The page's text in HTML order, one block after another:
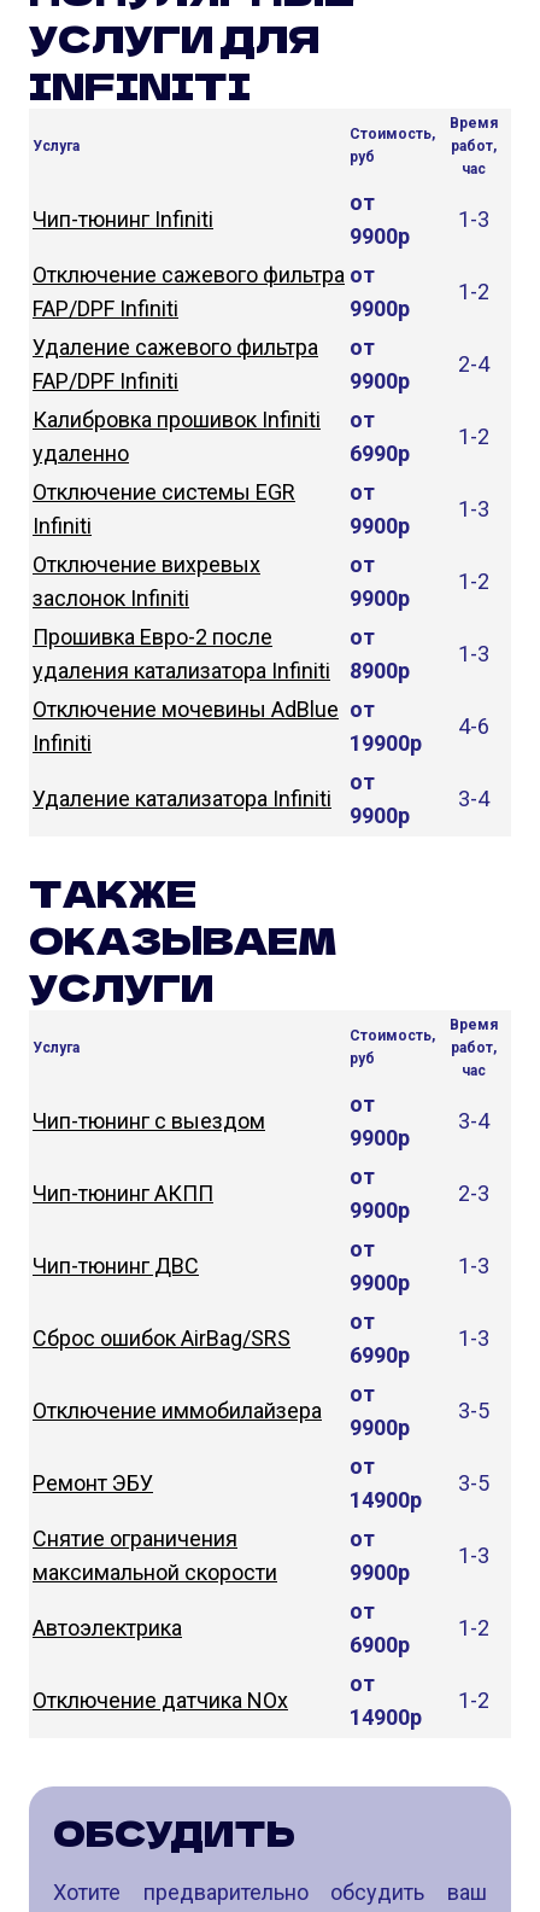
УСЛУГИ ДЛЯ
INFINITI
Услуга
Стоимость,
руб
Время
работ,
час
Чип-тюнинг Infiniti
от
9900р
1-3
Отключение сажевого фильтра
FAP/DPF Infiniti
от
9900р
1-2
Удаление сажевого фильтра
FAP/DPF Infiniti
от
9900р
2-4
Калибровка прошивок Infiniti
удаленно
от
6990р
1-2
Отключение системы EGR
Infiniti
от
9900р
1-3
Отключение вихревых
заслонок Infiniti
от
9900р
1-2
Прошивка Евро-2 после
удаления катализатора Infiniti
от
8900р
1-3
Отключение мочевины AdBlue
Infiniti
от
19900р
4-6
Удаление катализатора Infiniti
от
9900р
3-4
ТАКЖЕ
ОКАЗЫВАЕМ
УСЛУГИ
Услуга
Стоимость,
руб
Время
работ,
час
Чип-тюнинг с выездом
от
9900р
3-4
Чип-тюнинг АКПП
от
9900р
2-3
Чип-тюнинг ДВС
от
9900р
1-3
Сброс ошибок AirBag/SRS
от
6990р
1-3
Отключение иммобилайзера
от
9900р
3-5
Ремонт ЭБУ
от
14900р
3-5
Снятие ограничения
максимальной скорости
от
9900р
1-3
Автоэлектрика
от
6900р
1-2
Отключение датчика NOx
от
14900р
1-2
ОБСУДИТЬ
Хотите предварительно обсудить ваш